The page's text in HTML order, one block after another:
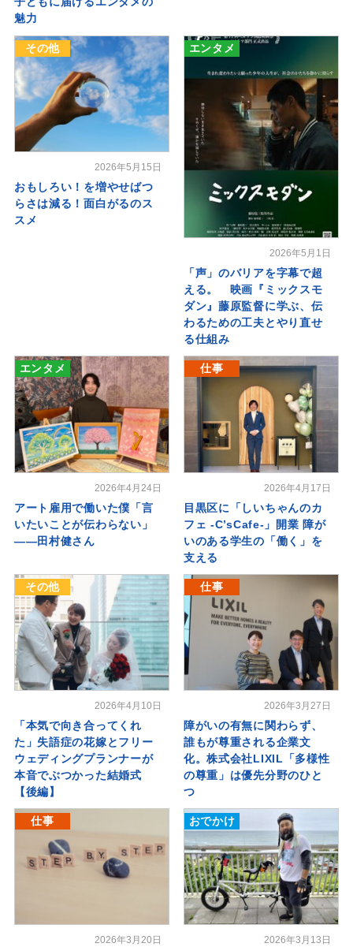
魅力
その他
2026年5月15日
おもしろい！を増やせばつ
らさは減る！面白がるのス
スメ
エンタメ
2026年5月1日
「声」のバリアを字幕で超
える。 映画『ミックスモ
ダン』藤原監督に学ぶ、伝
わるための工夫とやり直せ
る仕組み
エンタメ
2026年4月24日
アート雇用で働いた僕「言
いたいことが伝わらない」
――田村健さん
仕事
2026年4月17日
目黒区に「しいちゃんのカ
フェ -C’sCafe-」開業 障が
いのある学生の「働く」を
支える
その他
2026年4月10日
「本気で向き合ってくれ
た」失語症の花嫁とフリー
ウェディングプランナーが
本音でぶつかった結婚式
【後編】
仕事
2026年3月27日
障がいの有無に関わらず、
誰もが尊重される企業文
化。株式会社LIXIL「多様性
の尊重」は優先分野のひと
つ
仕事
2026年3月20日
おでかけ
2026年3月13日